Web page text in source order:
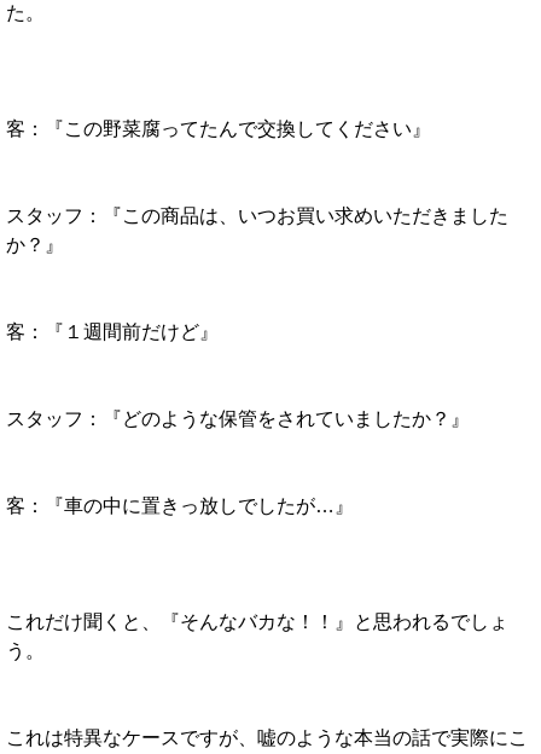
た。
客：『この野菜腐ってたんで交換してください』
スタッフ：『この商品は、いつお買い求めいただきました
か？』
客：『１週間前だけど』
スタッフ：『どのような保管をされていましたか？』
客：『車の中に置きっ放しでしたが…』
これだけ聞くと、『そんなバカな！！』と思われるでしょ
う。
これは特異なケースですが、嘘のような本当の話で実際にこ